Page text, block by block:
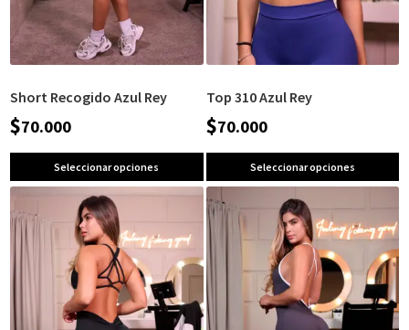
Short Recogido Azul Rey
$70.000
Seleccionar opciones
Top 310 Azul Rey
$70.000
Seleccionar opciones